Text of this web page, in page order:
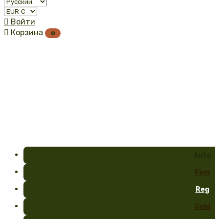
 Войти
 Корзина 0
Fem
Reg
Gold